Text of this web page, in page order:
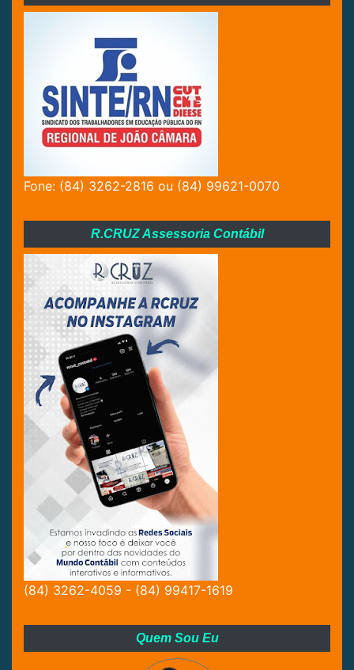
Fone: (84) 3262-2816 ou (84) 99621-0070
R.CRUZ Assessoria Contábil
(84) 3262-4059 - (84) 99417-1619
Quem Sou Eu